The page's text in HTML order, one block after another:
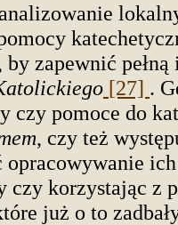
zapewnić pełną
[27] .
czy pomoce do
, czy też
opracowywanie
czy korzystając z
już o to